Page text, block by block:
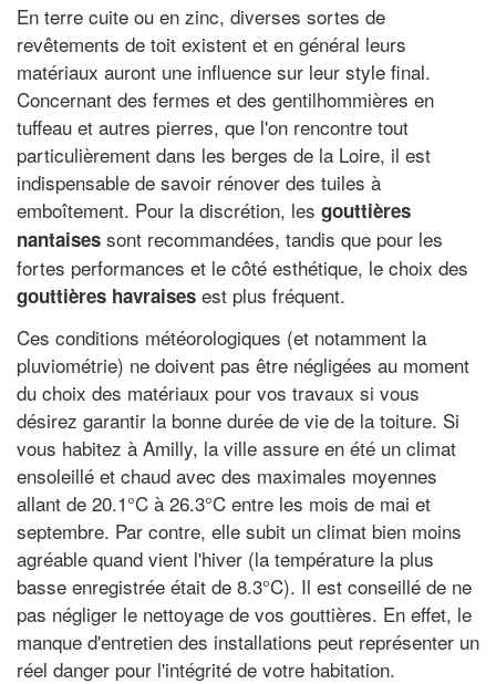
En terre cuite ou en zinc, diverses sortes de
revêtements de toit existent et en général leurs
matériaux auront une influence sur leur style final.
Concernant des fermes et des gentilhommières en
tuffeau et autres pierres, que l'on rencontre tout
particulièrement dans les berges de la Loire, il est
indispensable de savoir rénover des tuiles à
emboîtement. Pour la discrétion, les gouttières
nantaises sont recommandées, tandis que pour les
fortes performances et le côté esthétique, le choix des
gouttières havraises est plus fréquent.
Ces conditions météorologiques (et notamment la
pluviométrie) ne doivent pas être négligées au moment
du choix des matériaux pour vos travaux si vous
désirez garantir la bonne durée de vie de la toiture. Si
vous habitez à Amilly, la ville assure en été un climat
ensoleillé et chaud avec des maximales moyennes
allant de 20.1°C à 26.3°C entre les mois de mai et
septembre. Par contre, elle subit un climat bien moins
agréable quand vient l'hiver (la température la plus
basse enregistrée était de 8.3°C). Il est conseillé de ne
pas négliger le nettoyage de vos gouttières. En effet, le
manque d'entretien des installations peut représenter un
réel danger pour l'intégrité de votre habitation.